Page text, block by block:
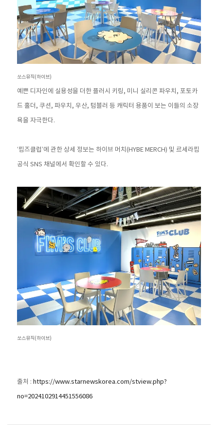
쏘스뮤직(하이브)
예쁜 디자인에 실용성을 더한 플러시 키링, 미니 실리콘 파우치, 포토카
드 홀더, 쿠션, 파우치, 우산, 텀블러 등 캐릭터 용품이 보는 이들의 소장
욕을 자극한다.
‘핌즈클럽’에 관한 상세 정보는 하이브 머치(HYBE MERCH) 및 르세라핌
공식 SNS 채널에서 확인할 수 있다.
쏘스뮤직(하이브)
출처 : https://www.starnewskorea.com/stview.php?
no=2024102914451556086